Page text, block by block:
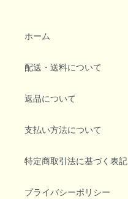
ホーム
配送・送料について
返品について
支払い方法について
特定商取引法に基づく表記
プライバシーポリシー